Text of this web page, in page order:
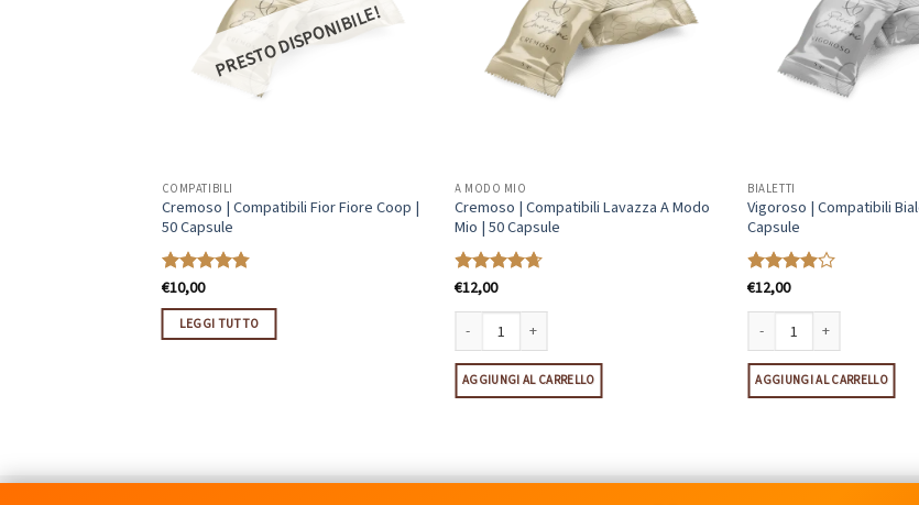
PRESTO DISPONIBILE!
COMPATIBILI
Cremoso | Compatibili Fior Fiore Coop |
50 Capsule
Valutato
€10,00
LEGGI TUTTO
A MODO MIO
Cremoso | Compatibili Lavazza A Modo
Mio | 50 Capsule
Valutato
€12,00
Cremoso | Compatibili Lavazza A Modo Mio | 50 Capsule quantità
AGGIUNGI AL CARRELLO
BIALETTI
Vigoroso | Compatibili
Capsule
Valutato
€12,00
Vigoroso | Compatibili
AGGIUNGI AL CARRELLO